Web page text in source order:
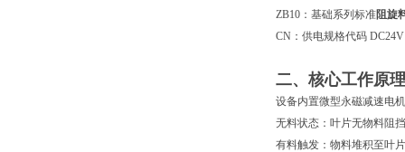
ZB10：基础系列标准阻旋
CN：供电规格代码
二、核心工作原理
设备内置微型永磁减速电
无料状态 ：叶片无物料阻
有料触发 ：物料堆积至叶